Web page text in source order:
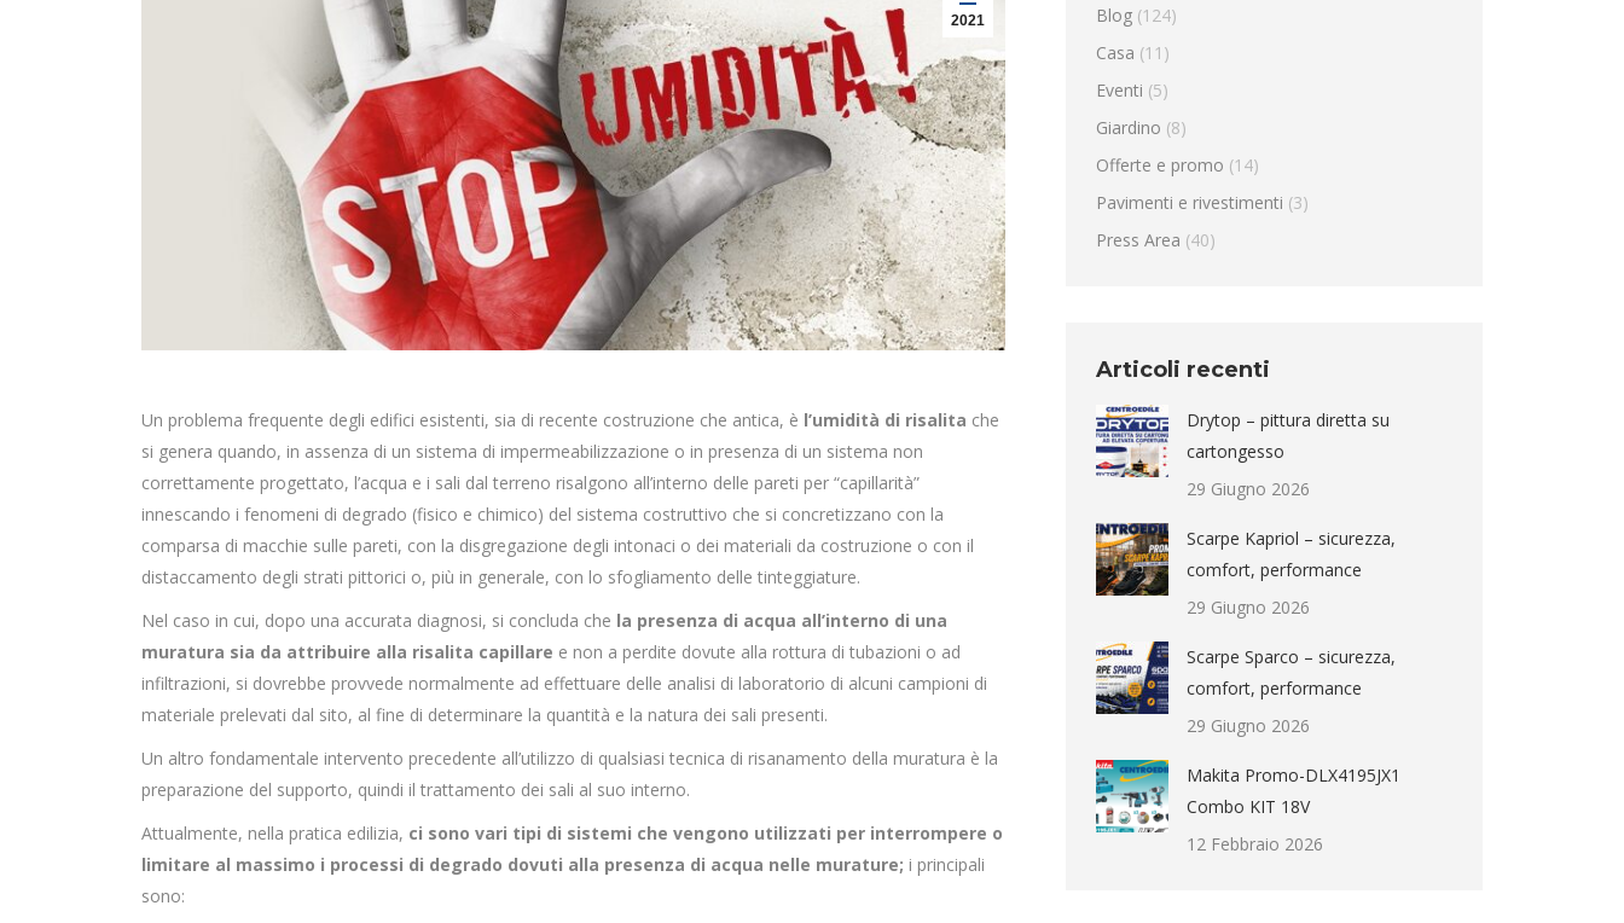
2021
Un problema frequente degli edifici esistenti, sia di recente costruzione che antica, è l’umidità di risalita che
si genera quando, in assenza di un sistema di impermeabilizzazione o in presenza di un sistema non
correttamente progettato, l’acqua e i sali dal terreno risalgono all’interno delle pareti per “capillarità”
innescando i fenomeni di degrado (fisico e chimico) del sistema costruttivo che si concretizzano con la
comparsa di macchie sulle pareti, con la disgregazione degli intonaci o dei materiali da costruzione o con il
distaccamento degli strati pittorici o, più in generale, con lo sfogliamento delle tinteggiature.
Nel caso in cui, dopo una accurata diagnosi, si concluda che la presenza di acqua all’interno di una
muratura sia da attribuire alla risalita capillare e non a perdite dovute alla rottura di tubazioni o ad
infiltrazioni, si dovrebbe provvede normalmente ad effettuare delle analisi di laboratorio di alcuni campioni di
materiale prelevati dal sito, al fine di determinare la quantità e la natura dei sali presenti.
Un altro fondamentale intervento precedente all’utilizzo di qualsiasi tecnica di risanamento della muratura è la
preparazione del supporto, quindi il trattamento dei sali al suo interno.
Attualmente, nella pratica edilizia, ci sono vari tipi di sistemi che vengono utilizzati per interrompere o
limitare al massimo i processi di degrado dovuti alla presenza di acqua nelle murature; i principali
sono:
Blog (124)
Casa (11)
Eventi (5)
Giardino (8)
Offerte e promo (14)
Pavimenti e rivestimenti (3)
Press Area (40)
Articoli recenti
Drytop – pittura diretta su
cartongesso
29 Giugno 2026
Scarpe Kapriol – sicurezza,
comfort, performance
29 Giugno 2026
Scarpe Sparco – sicurezza,
comfort, performance
29 Giugno 2026
Makita Promo-DLX4195JX1
Combo KIT 18V
12 Febbraio 2026